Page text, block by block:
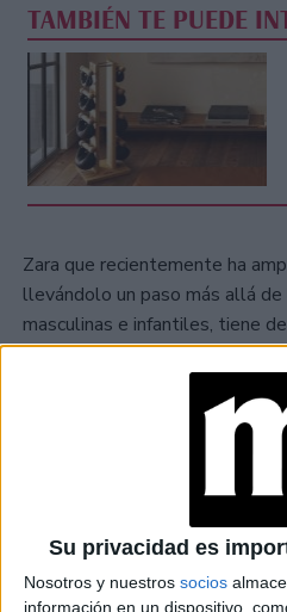
Su privacidad es
Nosotros y nuestros socios
información en un dispositivo,
TAMBIÉN TE PUEDE
Zara que recientemente ha
llevándolo un paso más allá
masculinas e infantiles, tiene
y con Pet
al mundo de las mascotas.